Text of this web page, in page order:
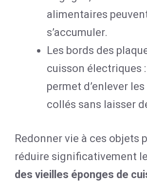
alimentaires
s’accumuler.
Les bords des
cuisson électriques :
permet d’enlever
collés sans laisser
Redonner vie à ces objets
réduire significativement le
des vieilles éponges de